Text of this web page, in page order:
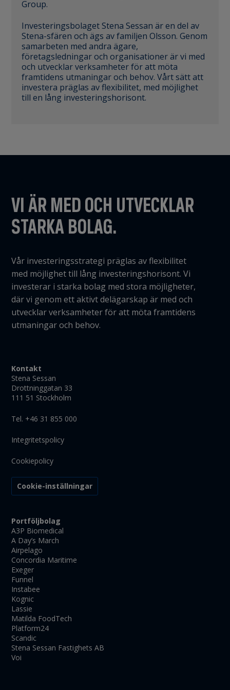
Group.
Investeringsbolaget Stena Sessan är en del av
Stena-sfären och ägs av familjen Olsson. Genom
samarbeten med andra ägare,
företagsledningar och organisationer är vi med
och utvecklar verksamheter för att möta
framtidens utmaningar och behov. Vårt sätt att
investera präglas av flexibilitet, med möjlighet
till en lång investeringshorisont.
VI ÄR MED OCH UTVECKLAR
STARKA BOLAG.
Vår investeringsstrategi präglas av flexibilitet
med möjlighet till lång investeringshorisont. Vi
investerar i starka bolag med stora möjligheter,
där vi genom ett aktivt delägarskap är med och
utvecklar verksamheter för att möta framtidens
utmaningar och behov.
Kontakt
Stena Sessan
Drottninggatan 33
111 51 Stockholm
Tel. +46 31 855 000
Integritetspolicy
Cookiepolicy
Cookie-inställningar
Portföljbolag
A3P Biomedical
A Day’s March
Airpelago
Concordia Maritime
Exeger
Funnel
Instabee
Kognic
Lassie
Matilda FoodTech
Platform24
Scandic
Stena Sessan Fastighets AB
Voi